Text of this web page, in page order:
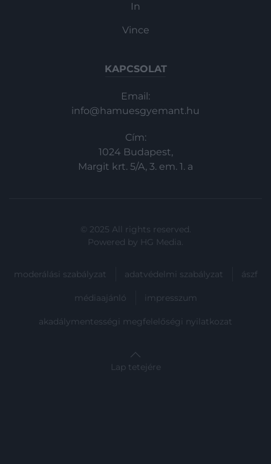
In
Vince
KAPCSOLAT
Email:
info@hamuesgyemant.hu
Cím:
1024 Budapest,
Margit krt. 5/A, 3. em. 1. a
© 2025 All rights reserved.
Powered by HG Media.
moderálási szabályzat adatvédelmi szabályzat ászf
médiaajánló impresszum
akadálymentességi megfelelőségi nyilatkozat
Lap tetejére